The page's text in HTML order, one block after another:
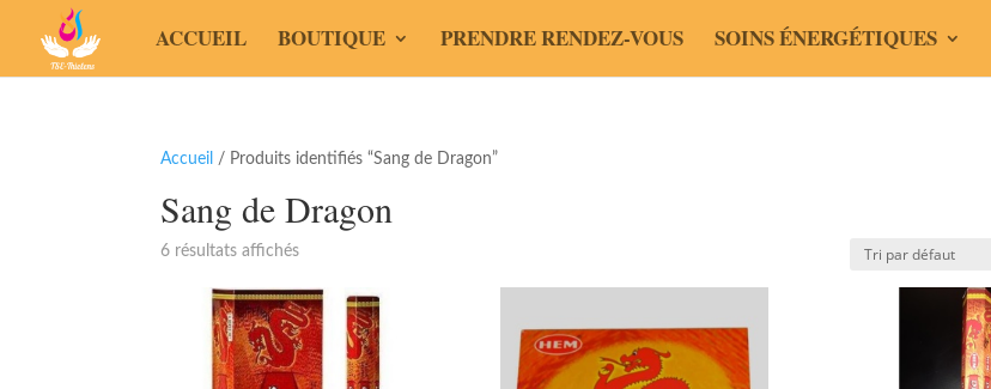
ACCUEIL BOUTIQUE PRENDRE RENDEZ-VOUS SOINS ÉNERGÉTIQUES
Accueil / Produits identifiés “Sang de Dragon”
Sang de Dragon
6 résultats affichés